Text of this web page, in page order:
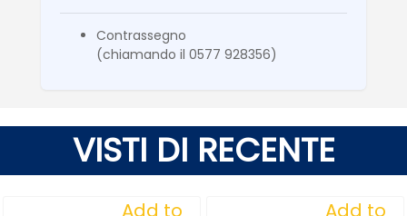
Contrassegno
(chiamando il 0577 928356)
VISTI DI RECENTE
Add to Add to